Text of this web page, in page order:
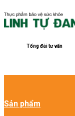
Tổng đài tư vấn
Sản phẩm